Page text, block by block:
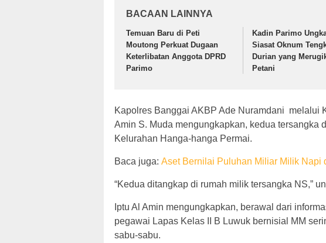
BACAAN LAINNYA
Temuan Baru di Peti
Moutong Perkuat Dugaan
Keterlibatan Anggota DPRD
Parimo
Kadin Parimo
Siasat Oknum
Durian yang
Petani
Kapolres Banggai AKBP Ade Nuramdani melalui
Amin S. Muda mengungkapkan, kedua tersangka
Kelurahan Hanga-hanga Permai.
Baca juga: Aset Bernilai Puluhan Miliar Milik Napi
“Kedua ditangkap di rumah milik tersangka NS,”
Iptu Al Amin mengungkapkan, berawal dari
pegawai Lapas Kelas II B Luwuk bernisial MM
sabu-sabu.